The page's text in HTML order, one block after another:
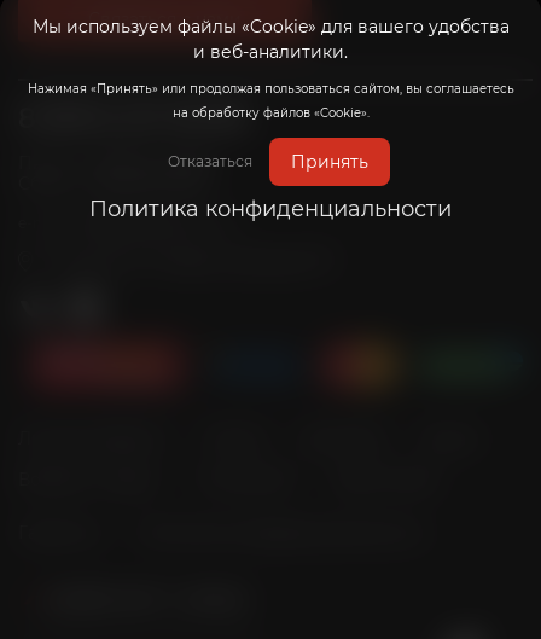
Мы используем файлы «Cookie» для вашего удобства
и веб-аналитики.
Нажимая «Принять» или продолжая пользоваться сайтом, вы соглашаетесь
на обработку файлов «Cookie».
Отказаться Принять
Политика конфиденциальности
Связаться с нами
8 (800) 201-39-98
Пн-Пт: с 10:00 до 20:00
info@radicalrims.ru